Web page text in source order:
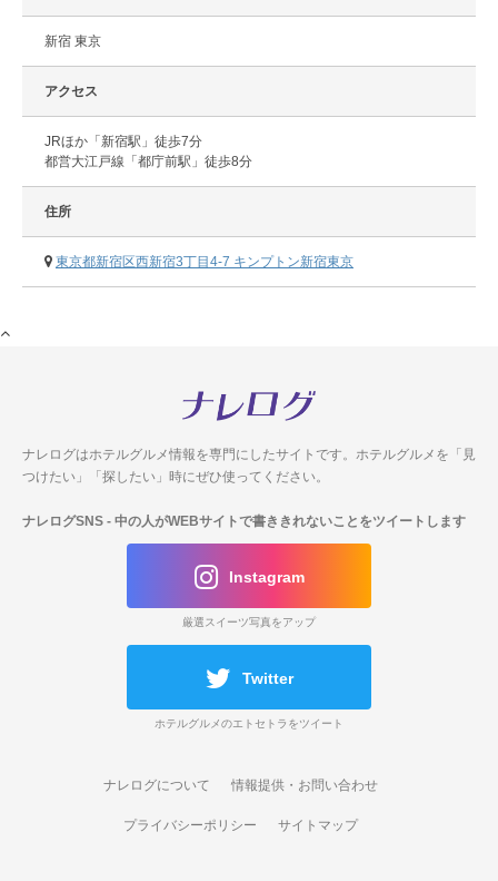
新宿 東京
アクセス
JRほか「新宿駅」徒歩7分
都営大江戸線「都庁前駅」徒歩8分
住所
東京都新宿区西新宿3丁目4-7 キンプトン新宿東京
ナレログはホテルグルメ情報を専門にしたサイトです。 ホテルグルメを「見
つけたい」「探したい」時にぜひ使ってください。
ナレログSNS - 中の人がWEBサイトで書ききれないことをツイートします
Instagram
厳選スイーツ写真をアップ
Twitter
ホテルグルメのエトセトラをツイート
ナレログについて 情報提供・お問い合わせ
プライバシーポリシー サイトマップ